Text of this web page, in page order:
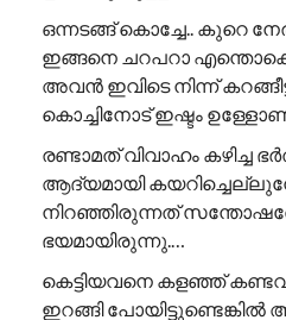
ഒന്നടങ്ങ് കൊച്ചേ.. കുറെ
ഇങ്ങനെ ചറപറാ
അവൻ ഇവിടെ നിന്ന്
കൊച്ചിനോട് ഇഷ്ടം
രണ്ടാമത് വിവാഹം കഴിച്ച
ആദ്യമായി
നിറഞ്ഞിരുന്നത്
ഭയമായിരുന്നു.…
കെട്ടിയവനെ കളഞ്ഞ്
ഇറങ്ങി പോയിട്ടുണ്ടെങ്കിൽ